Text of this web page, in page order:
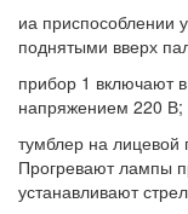
иа приспособлении
поднятыми вверх
прибор 1 включают
напряжением 220 В;
тумблер на лицевой
Прогревают лампы
устанавливают